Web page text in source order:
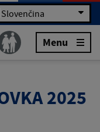
Slovenčina
Menu
2025